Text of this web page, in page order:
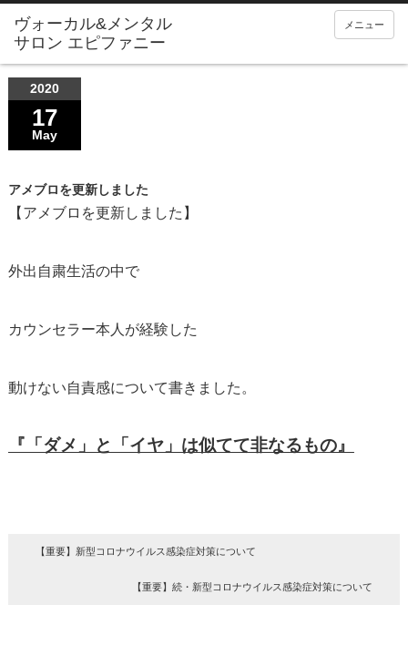
メニュー
2020
17
May
アメブロを更新しました
【アメブロを更新しました】
外出自粛生活の中で
カウンセラー本人が経験した
動けない自責感について書きました。
『「ダメ」と「イヤ」は似てて非なるもの』
【重要】新型コロナウイルス感染症対策について
【重要】続・新型コロナウイルス感染症対策について